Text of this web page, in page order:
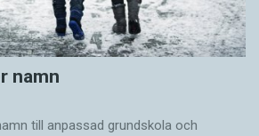
namn
till anpassad grundskola och